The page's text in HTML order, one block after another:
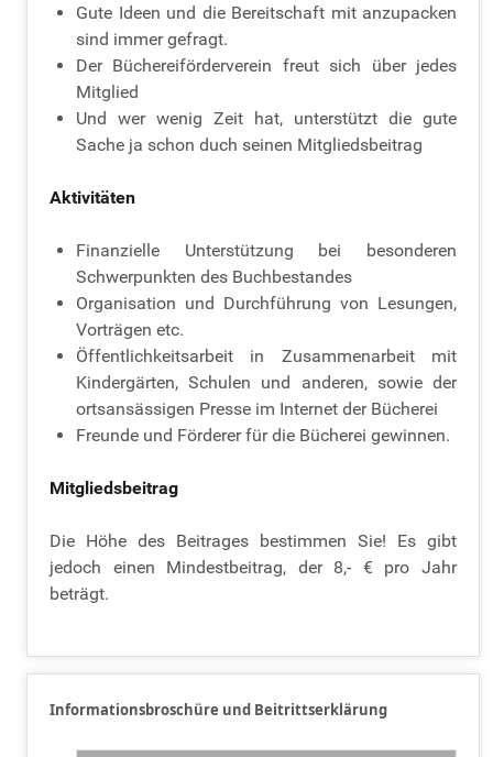
Gute Ideen und die Bereitschaft mit anzupacken
sind immer gefragt.
Der Büchereiförderverein freut sich über jedes
Mitglied
Und wer wenig Zeit hat, unterstützt die gute
Sache ja schon duch seinen Mitgliedsbeitrag
Aktivitäten
Finanzielle Unterstützung bei besonderen
Schwerpunkten des Buchbestandes
Organisation und Durchführung von Lesungen,
Vorträgen etc.
Öffentlichkeitsarbeit in Zusammenarbeit mit
Kindergärten, Schulen und anderen, sowie der
ortsansässigen Presse im Internet der Bücherei
Freunde und Förderer für die Bücherei gewinnen.
Mitgliedsbeitrag
Die Höhe des Beitrages bestimmen Sie! Es gibt
jedoch einen Mindestbeitrag, der 8,- € pro Jahr
beträgt.
Informationsbroschüre und Beitrittserklärung